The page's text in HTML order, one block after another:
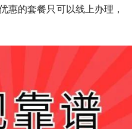
惠的套餐只可以线上办理，